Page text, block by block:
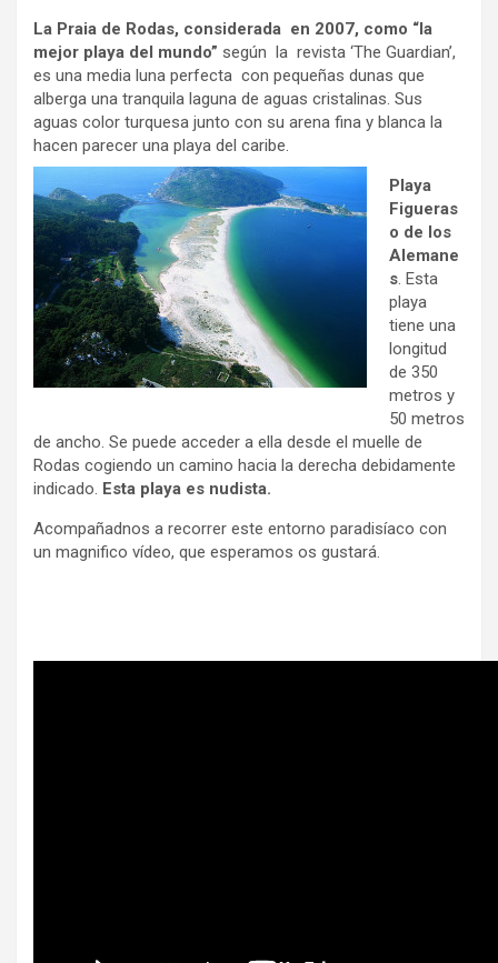
La Praia de Rodas, considerada en 2007, como “la
mejor playa del mundo” según la revista ‘The Guardian’,
es una media luna perfecta con pequeñas dunas que
alberga una tranquila laguna de aguas cristalinas. Sus
aguas color turquesa junto con su arena fina y blanca la
hacen parecer una playa del caribe.
Playa
Figueras
o de los
Alemane
s. Esta
playa
tiene una
longitud
de 350
metros y
50 metros
de ancho. Se puede acceder a ella desde el muelle de
Rodas cogiendo un camino hacia la derecha debidamente
indicado. Esta playa es nudista.
Acompañadnos a recorrer este entorno paradisíaco con
un magnifico vídeo, que esperamos os gustará.